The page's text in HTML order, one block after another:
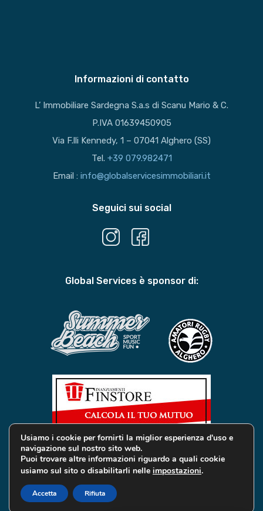
Informazioni di contatto
L’ Immobiliare Sardegna S.a.s di Scanu Mario & C.
P.IVA 01639450905
Via F.lli Kennedy, 1 – 07041 Alghero (SS)
Tel. +39 079.982471
Email : info@globalservicesimmobiliari.it
Seguici sui social
Global Services è sponsor di:
© 2019 Global Services Immobiliari | All rights reserved |
Privacy e Cookie
Usiamo i cookie per fornirti la miglior esperienza d'uso e
navigazione sul nostro sito web.
Puoi trovare altre informazioni riguardo a quali cookie
usiamo sul sito o disabilitarli nelle impostazioni.
Accetta Rifiuta